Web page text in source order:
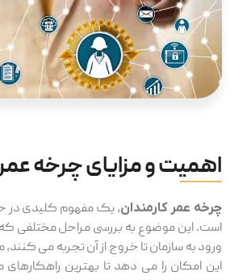
اهمیت و مزایای چرخه
چرخه عمر کارمندان، یک مفهوم کلیدی در
است. این موضوع به بررسی مراحل مختلفی که
ورود به سازمان تا خروج از آن تجربه می ‌کنند،
این امکان را می ‌دهد تا بهترین راهکارهای